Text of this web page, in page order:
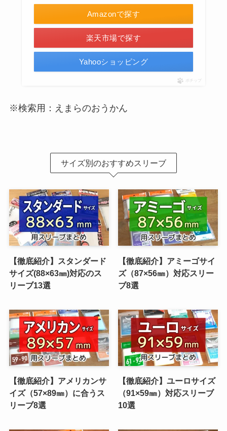
Amazonで探す
楽天市場で探す
Yahooショッピング
ポチップ
※検索用：えまらのおうかん
サイズ別のおすすめスリーブ
【徹底紹介】スタンダード
サイズ(88×63㎜)対応のス
リーブ13選
【徹底紹介】アミーゴサイ
ズ（87×56㎜）対応スリー
ブ8選
【徹底紹介】アメリカンサ
イズ（57×89㎜）に合うス
リーブ8選
【徹底紹介】ユーロサイズ
（91×59㎜）対応スリーブ
10選